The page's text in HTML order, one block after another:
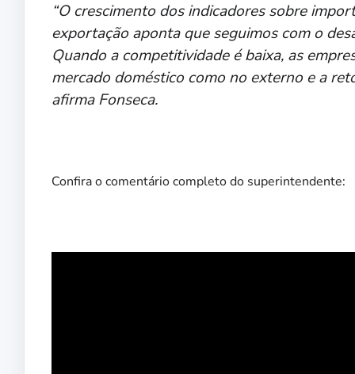
“O crescimento dos indicadores sobre
exportação aponta que seguimos com o
Quando a competitividade é baixa, as
mercado doméstico como no externo e a
afirma Fonseca.
Confira o comentário completo do superintendente: